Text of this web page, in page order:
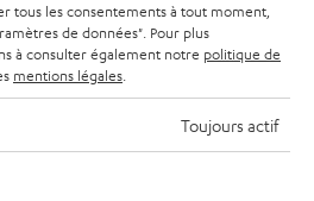
tous les consentements à tout moment,
de données". Pour plus
à consulter également notre politique de
mentions légales
Toujours actif